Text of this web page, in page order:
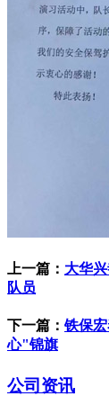
上一篇： 大华
队员
下一篇： 铁保
心"锦旗
公司资讯